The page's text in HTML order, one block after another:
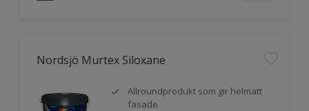
Nordsjö Murtex Siloxane
Allroundprodukt som gir helmatt
fasade